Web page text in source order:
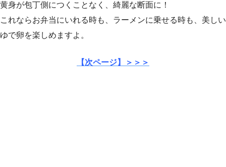
黄身が包丁側につくことなく、綺麗な断面に！
これならお弁当にいれる時も、ラーメンに乗せる時も、美しい
ゆで卵を楽しめますよ。
【次ページ】＞＞＞